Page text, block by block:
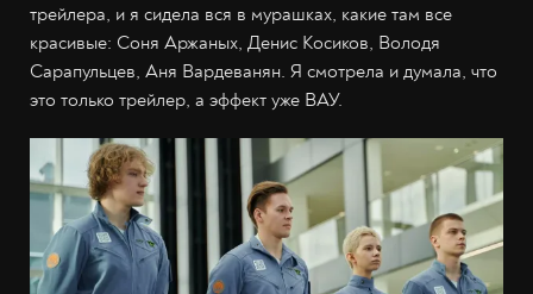
трейлера, и я сидела вся в мурашках, какие там все
красивые: Соня Аржаных, Денис Косиков, Володя
Сарапульцев, Аня Вардеванян. Я смотрела и думала, что
это только трейлер, а эффект уже ВАУ.